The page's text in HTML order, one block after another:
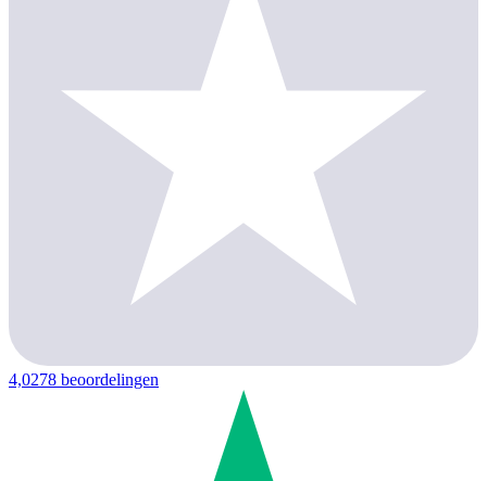
4,0278 beoordelingen